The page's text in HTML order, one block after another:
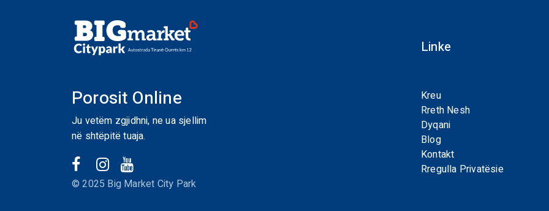
Linke
Porosit Online
Ju vetëm zgjidhni, ne ua sjellim
në shtëpitë tuaja.
© 2025 Big Market City Park
Kreu
Rreth Nesh
Dyqani
Blog
Kontakt
Rregulla Privatësie